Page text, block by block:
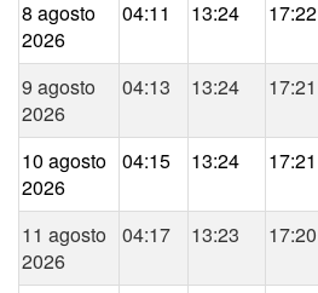
8 agosto
2026
04:11 13:24 17:22
9 agosto
2026
04:13 13:24 17:21
10 agosto
2026
04:15 13:24 17:21
11 agosto
2026
04:17 13:23 17:20